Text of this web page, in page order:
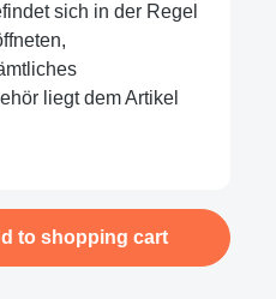
sich in der Regel
liegt dem Artikel
the desired
to shopping cart